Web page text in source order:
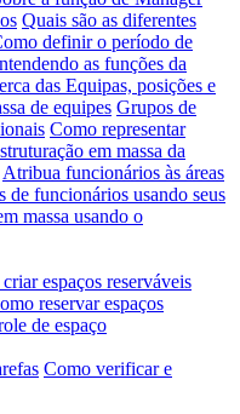
Quais são as diferentes
definir o período de
as funções da
das Equipas, posições e
de equipes Grupos de
Como representar
em massa da
Atribua funcionários às áreas
de funcionários usando seus
massa usando o
espaços reserváveis
reservar espaços
de espaço
Como verificar e